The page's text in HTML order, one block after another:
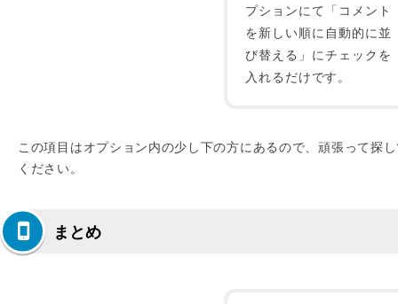
プションにて「コメント
を新しい順に自動的に並
び替える」にチェックを
入れるだけです。
この項目はオプション内の少し下の方にあるので、頑張って探
ください。
まとめ